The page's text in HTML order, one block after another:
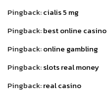
Pingback:cialis 5 mg
Pingback:best online casino
Pingback:online gambling
Pingback:slots real money
Pingback:real casino